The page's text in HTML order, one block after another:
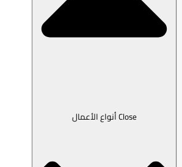
Close أنواع الأعمال